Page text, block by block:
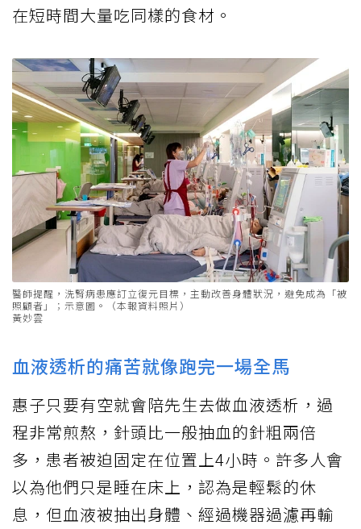
在短時間大量吃同樣的食材。
醫師提醒，洗腎病患應訂立復元目標，主動改善身體狀況，避免成為「被
照顧者」；示意圖。（本報資料照片）
黃妙雲
血液透析的痛苦就像跑完一場全馬
惠子只要有空就會陪先生去做血液透析，過
程非常煎熬，針頭比一般抽血的針粗兩倍
多，患者被迫固定在位置上4小時。許多人會
以為他們只是睡在床上，認為是輕鬆的休
息，但血液被抽出身體、經過機器過濾再輸